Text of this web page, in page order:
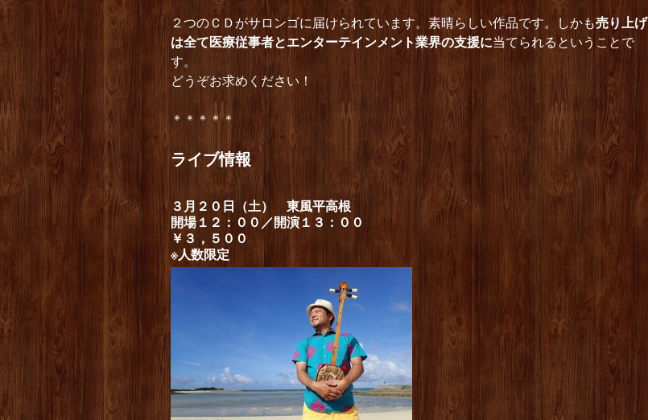
２つのＣＤがサロンゴに届けられています。素晴らしい作品です。しかも売り上げ
は全て医療従事者とエンターテインメント業界の支援に当てられるということで
す。
どうぞお求めください！
＊＊＊＊＊
ライブ情報
３月２０日（土） 東風平高根
開場１２：００／開演１３：００
￥３，５００
※人数限定